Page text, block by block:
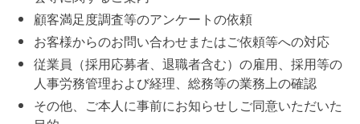
顧客満足度調査等のアンケートの依頼
お客様からのお問い合わせまたはご依頼等への対応
従業員（採用応募者、退職者含む）の雇用、採用等の
人事労務管理および経理、総務等の業務上の確認
その他、ご本人に事前にお知らせしご同意いただいた